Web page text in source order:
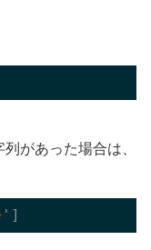
があった場合は、